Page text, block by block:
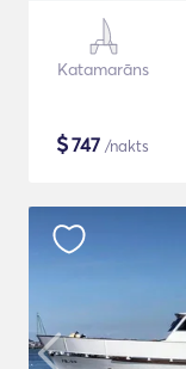
Katamarāns
$747 /nakts